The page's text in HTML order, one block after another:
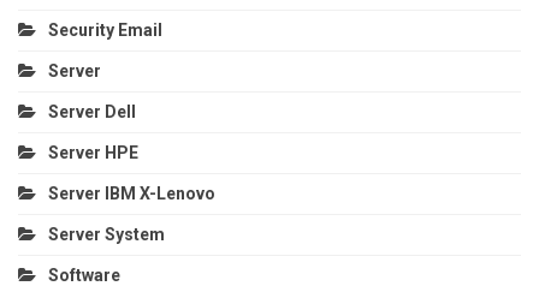
Security Email
Server
Server Dell
Server HPE
Server IBM X-Lenovo
Server System
Software